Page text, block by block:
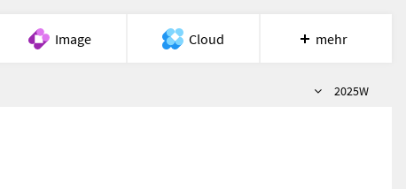
Image Cloud
Hilfe
mehr
Semester
2025W